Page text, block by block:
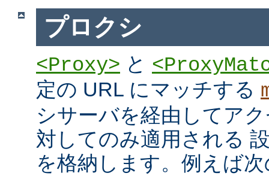
プロクシ
<Proxy> と
定の URL にマッチする
シサーバを経由してア
対してのみ適用される
を格納します。例えば